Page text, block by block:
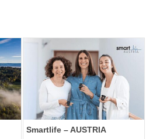
Smartlife – AUSTRIA